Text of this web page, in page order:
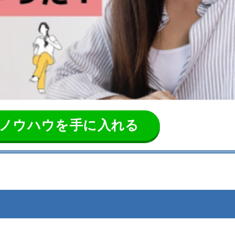
ウハウを手に入れる